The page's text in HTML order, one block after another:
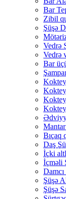
Bar
Zibil
Şüşə
Vedrə
Vedrə
Bar
Bıçaq
Daş
İçki
İçməli
Şüşə
Şüşə